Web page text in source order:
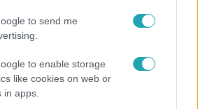
to send me
to enable storage
like cookies on web or
apps.